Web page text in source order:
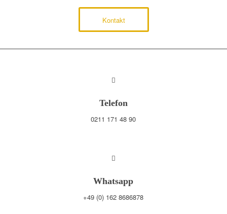
Kontakt
Telefon
0211 171 48 90
Whatsapp
+49 (0) 162 8686878